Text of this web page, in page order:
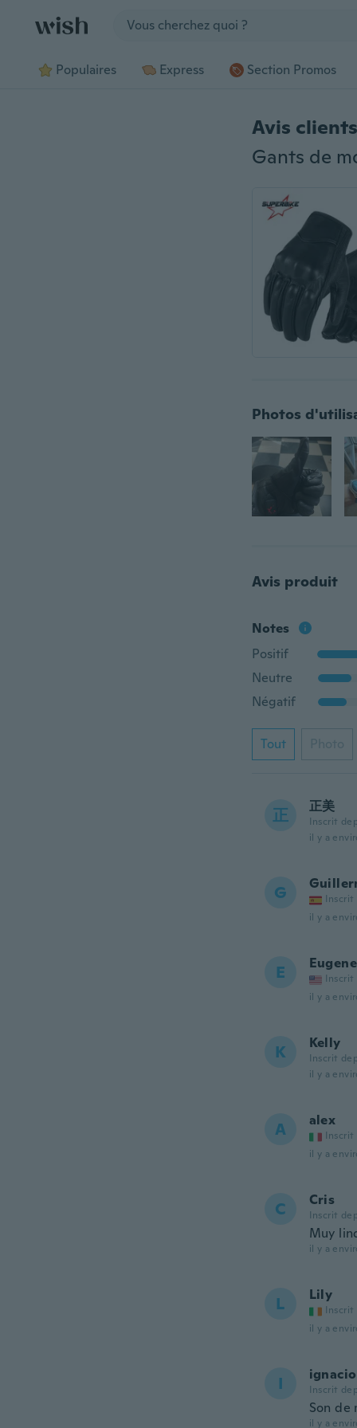
Populaires Express Section Promos
Avis clients
Photos
Avis produit
Notes
Positif
Neutre
Négatif
Tout Photo
正 正美
Inscrit
il y a
G Inscrit
il y a
E Eugene
Inscrit
il y a
K Kelly
Inscrit
il y a
A alex
Inscrit
il y a
C Cris
Inscrit
Muy
il y a
L Lily
Inscrit
il y a
I ignacio
Inscrit
Son de
il y a